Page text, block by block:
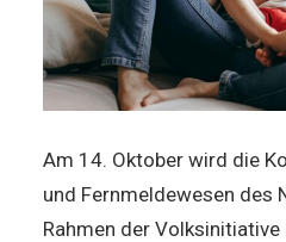
Am 14. Oktober wird die
und Fernmeldewesen des
Rahmen der Volksinitiative